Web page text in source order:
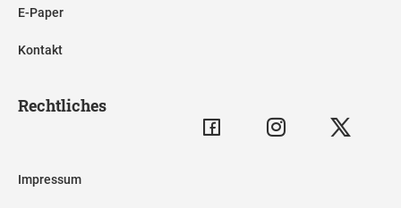
E-Paper
Kontakt
Rechtliches
Impressum